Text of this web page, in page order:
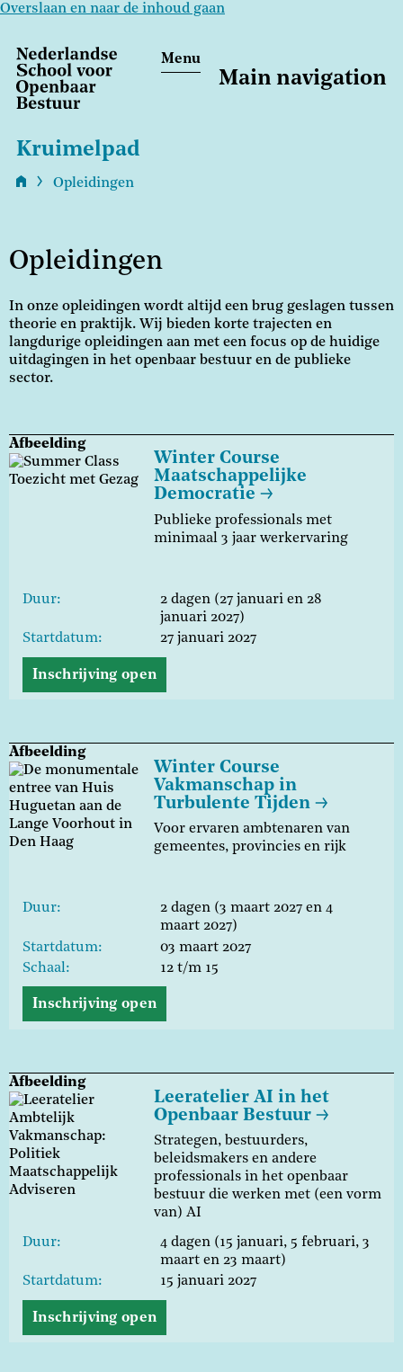
Overslaan en naar de inhoud gaan
Main navigation
Menu
Kruimelpad
Opleidingen
Opleidingen
In onze opleidingen wordt altijd een brug geslagen tussen
theorie en praktijk. Wij bieden korte trajecten en
langdurige opleidingen aan met een focus op de huidige
uitdagingen in het openbaar bestuur en de publieke
sector.
Afbeelding
Winter Course
Maatschappelijke
Democratie
Publieke professionals met
minimaal 3 jaar werkervaring
Duur
2 dagen (27 januari en 28
januari 2027)
Startdatum
27 januari 2027
Inschrijving open
Afbeelding
Winter Course
Vakmanschap in
Turbulente Tijden
Voor ervaren ambtenaren van
gemeentes, provincies en rijk
Duur
2 dagen (3 maart 2027 en 4
maart 2027)
Startdatum
03 maart 2027
Schaal
12 t/m 15
Inschrijving open
Afbeelding
Leeratelier AI in het
Openbaar Bestuur
Strategen, bestuurders,
beleidsmakers en andere
professionals in het openbaar
bestuur die werken met (een vorm
van) AI
Duur
4 dagen (15 januari, 5 februari, 3
maart en 23 maart)
Startdatum
15 januari 2027
Inschrijving open